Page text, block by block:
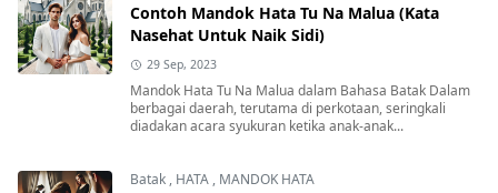
Contoh Mandok Hata Tu Na Malua (Kata
Nasehat Untuk Naik Sidi)
29 Sep, 2023
Mandok Hata Tu Na Malua dalam Bahasa Batak Dalam
berbagai daerah, terutama di perkotaan, seringkali
diadakan acara syukuran ketika anak-anak...
Batak , HATA , MANDOK HATA